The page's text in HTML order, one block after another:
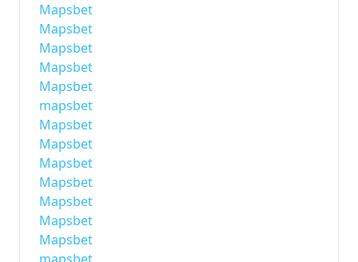
Mapsbet
Mapsbet
Mapsbet
Mapsbet
Mapsbet
mapsbet
Mapsbet
Mapsbet
Mapsbet
Mapsbet
Mapsbet
Mapsbet
Mapsbet